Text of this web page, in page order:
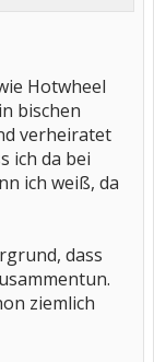
Hotwheel
bischen
verheiratet
ich da bei
ich weiß, da
dass
ziemlich